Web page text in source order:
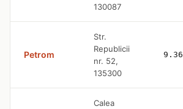
130087
Petrom
Str.
Republicii
nr. 52,
135300
9.36
Calea